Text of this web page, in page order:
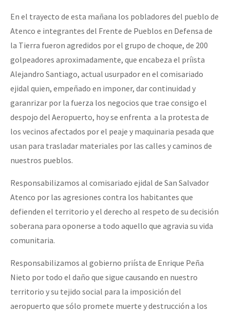
En el trayecto de esta mañana los pobladores del pueblo de
Atenco e integrantes del Frente de Pueblos en Defensa de
la Tierra fueron agredidos por el grupo de choque, de 200
golpeadores aproximadamente, que encabeza el príista
Alejandro Santiago, actual usurpador en el comisariado
ejidal quien, empeñado en imponer, dar continuidad y
garanrizar por la fuerza los negocios que trae consigo el
despojo del Aeropuerto, hoy se enfrenta a la protesta de
los vecinos afectados por el peaje y maquinaria pesada que
usan para trasladar materiales por las calles y caminos de
nuestros pueblos.
Responsabilizamos al comisariado ejidal de San Salvador
Atenco por las agresiones contra los habitantes que
defienden el territorio y el derecho al respeto de su decisión
soberana para oponerse a todo aquello que agravia su vida
comunitaria.
Responsabilizamos al gobierno priísta de Enrique Peña
Nieto por todo el daño que sigue causando en nuestro
territorio y su tejido social para la imposición del
aeropuerto que sólo promete muerte y destrucción a los